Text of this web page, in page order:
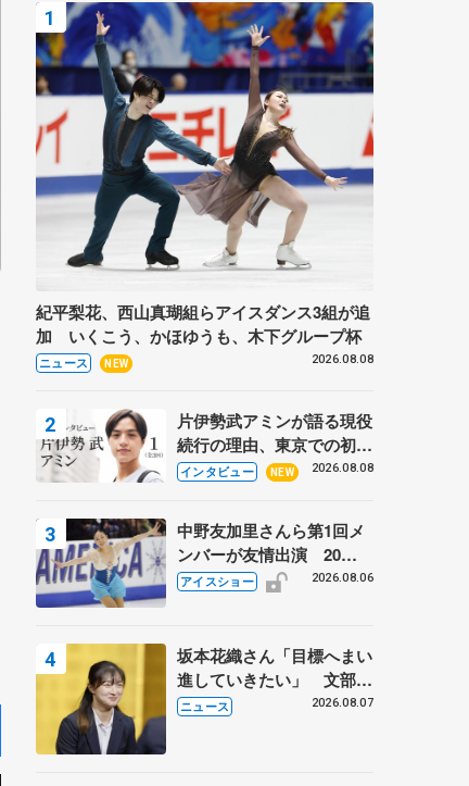
紀平梨花、西山真瑚組らアイスダンス3組が追
加 いくこう、かほゆうも、木下グループ杯
ニュース NEW 2026.08.08
片伊勢武アミンが語る現役
続行の理由、東京での初め
ての一人暮らし 注目スケ
インタビュー NEW 2026.08.08
中野友加里さんら第1回メ
ンバーが友情出演 20周
年の「フレンズオンアイ
アイスショー 2026.08.06
坂本花織さん「目標へまい
進していきたい」 文部科
学省スポーツ表彰式で代表
ニュース 2026.08.07